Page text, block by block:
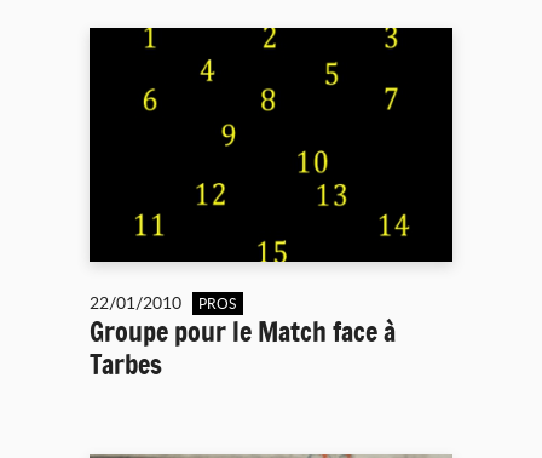
22/01/2010 PROS
Groupe pour le Match face à
Tarbes